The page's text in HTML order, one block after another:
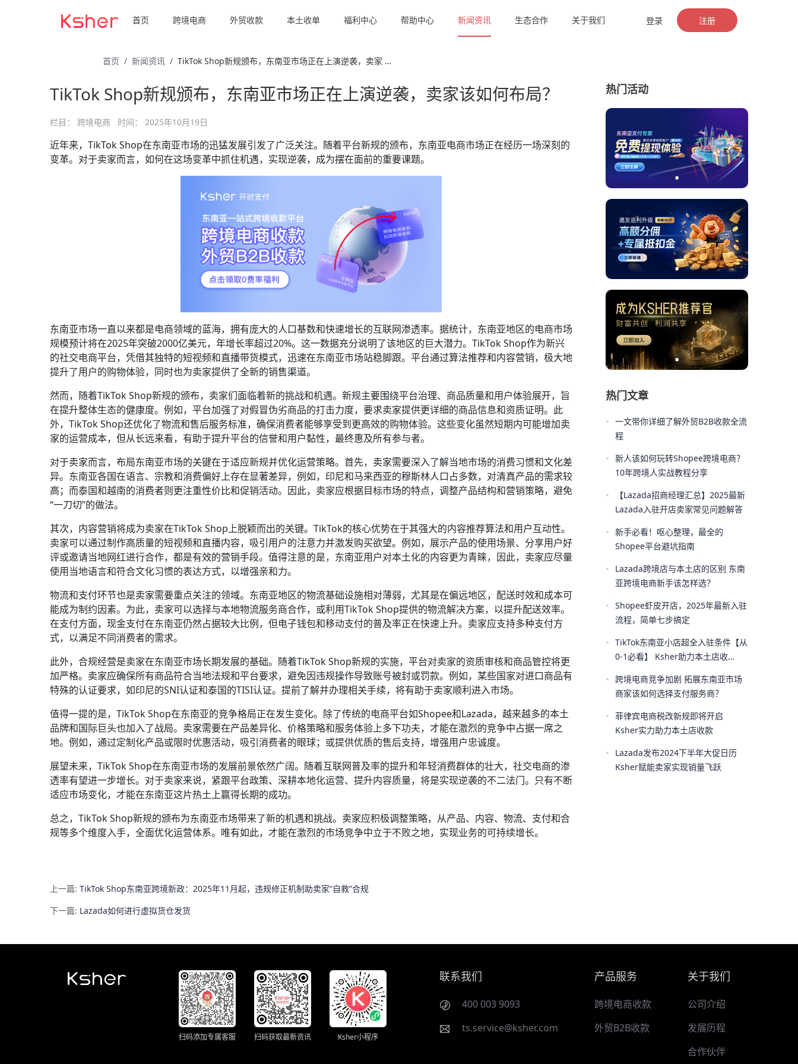
首页 跨境电商 外贸收款 本土收单 福利中心 帮助中心 新闻资讯 生态合作 关于我们 登录 注册
首页 新闻资讯 TikTok Shop新规颁布，东南亚市场正在上演逆袭，卖家 …
TikTok Shop新规颁布，东南亚市场正在上演逆袭，卖家该如何布局？
栏目： 跨境电商 时间： 2025年10月19日
近年来，TikTok Shop在东南亚市场的迅猛发展引发了广泛关注。随着平台新规的颁布，东南亚电商市场正在经历一场深刻的
变革。对于卖家而言，如何在这场变革中抓住机遇，实现逆袭，成为摆在面前的重要课题。
东南亚市场一直以来都是电商领域的蓝海，拥有庞大的人口基数和快速增长的互联网渗透率。据统计，东南亚地区的电商市场
规模预计将在2025年突破2000亿美元，年增长率超过20%。这一数据充分说明了该地区的巨大潜力。TikTok Shop作为新兴
的社交电商平台，凭借其独特的短视频和直播带货模式，迅速在东南亚市场站稳脚跟。平台通过算法推荐和内容营销，极大地
提升了用户的购物体验，同时也为卖家提供了全新的销售渠道。
然而，随着TikTok Shop新规的颁布，卖家们面临着新的挑战和机遇。新规主要围绕平台治理、商品质量和用户体验展开，旨
在提升整体生态的健康度。例如，平台加强了对假冒伪劣商品的打击力度，要求卖家提供更详细的商品信息和资质证明。此
外，TikTok Shop还优化了物流和售后服务标准，确保消费者能够享受到更高效的购物体验。这些变化虽然短期内可能增加卖
家的运营成本，但从长远来看，有助于提升平台的信誉和用户黏性，最终惠及所有参与者。
对于卖家而言，布局东南亚市场的关键在于适应新规并优化运营策略。首先，卖家需要深入了解当地市场的消费习惯和文化差
异。东南亚各国在语言、宗教和消费偏好上存在显著差异，例如，印尼和马来西亚的穆斯林人口占多数，对清真产品的需求较
高；而泰国和越南的消费者则更注重性价比和促销活动。因此，卖家应根据目标市场的特点，调整产品结构和营销策略，避免
“一刀切”的做法。
其次，内容营销将成为卖家在TikTok Shop上脱颖而出的关键。TikTok的核心优势在于其强大的内容推荐算法和用户互动性。
卖家可以通过制作高质量的短视频和直播内容，吸引用户的注意力并激发购买欲望。例如，展示产品的使用场景、分享用户好
评或邀请当地网红进行合作，都是有效的营销手段。值得注意的是，东南亚用户对本土化的内容更为青睐，因此，卖家应尽量
使用当地语言和符合文化习惯的表达方式，以增强亲和力。
物流和支付环节也是卖家需要重点关注的领域。东南亚地区的物流基础设施相对薄弱，尤其是在偏远地区，配送时效和成本可
能成为制约因素。为此，卖家可以选择与本地物流服务商合作，或利用TikTok Shop提供的物流解决方案，以提升配送效率。
在支付方面，现金支付在东南亚仍然占据较大比例，但电子钱包和移动支付的普及率正在快速上升。卖家应支持多种支付方
式，以满足不同消费者的需求。
此外，合规经营是卖家在东南亚市场长期发展的基础。随着TikTok Shop新规的实施，平台对卖家的资质审核和商品管控将更
加严格。卖家应确保所有商品符合当地法规和平台要求，避免因违规操作导致账号被封或罚款。例如，某些国家对进口商品有
特殊的认证要求，如印尼的SNI认证和泰国的TISI认证。提前了解并办理相关手续，将有助于卖家顺利进入市场。
值得一提的是，TikTok Shop在东南亚的竞争格局正在发生变化。除了传统的电商平台如Shopee和Lazada，越来越多的本土
品牌和国际巨头也加入了战局。卖家需要在产品差异化、价格策略和服务体验上多下功夫，才能在激烈的竞争中占据一席之
地。例如，通过定制化产品或限时优惠活动，吸引消费者的眼球；或提供优质的售后支持，增强用户忠诚度。
展望未来，TikTok Shop在东南亚市场的发展前景依然广阔。随着互联网普及率的提升和年轻消费群体的壮大，社交电商的渗
透率有望进一步增长。对于卖家来说，紧跟平台政策、深耕本地化运营、提升内容质量，将是实现逆袭的不二法门。只有不断
适应市场变化，才能在东南亚这片热土上赢得长期的成功。
总之，TikTok Shop新规的颁布为东南亚市场带来了新的机遇和挑战。卖家应积极调整策略，从产品、内容、物流、支付和合
规等多个维度入手，全面优化运营体系。唯有如此，才能在激烈的市场竞争中立于不败之地，实现业务的可持续增长。
上一篇: TikTok Shop东南亚跨境新政：2025年11月起，违规修正机制助卖家“自救”合规
下一篇: Lazada如何进行虚拟货仓发货
热门活动
热门文章
• 一文带你详细了解外贸B2B收款全流
程
• 新人该如何玩转Shopee跨境电商？
10年跨境人实战教程分享
•
【Lazada招商经理汇总】2025最新
Lazada入驻开店卖家常见问题解答
• 新手必看！呕心整理，最全的
Shopee平台避坑指南
•
Lazada跨境店与本土店的区别 东南
亚跨境电商新手该怎样选？
• Shopee虾皮开店，2025年最新入驻
流程，简单七步搞定
• TikTok东南亚小店超全入驻条件【从
0-1必看】 Ksher助力本土店收
•
跨境电商竞争加剧 拓展东南亚市场
商家该如何选择支付服务商？
• 菲律宾电商税改新规即将开启
Ksher实力助力本土店收款
•
Lazada发布2024下半年大促日历
Ksher赋能卖家实现销量飞跃
扫码添加专属客服 扫码获取最新资讯 Ksher小程序
联系我们
400 003 9093
ts.service@ksher.com
产品服务
跨境电商收款
外贸B2B收款
关于我们
公司介绍
发展历程
合作伙伴